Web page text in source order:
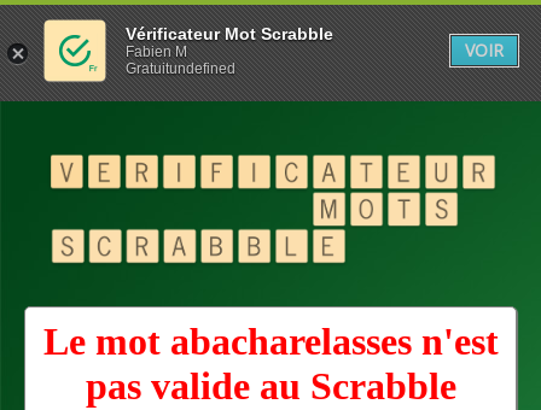
Le mot abacharelasses n'est
pas valide au Scrabble
Vérificateur Mot Scrabble
Fabien M
Gratuitundefined
VOIR